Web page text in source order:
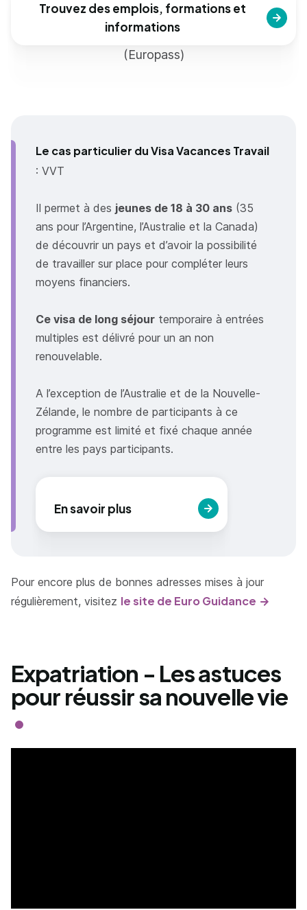
Trouvez des emplois, formations et
informations
(Europass)
Le cas particulier du Visa Vacances Travail
: VVT
Il permet à des jeunes de 18 à 30 ans (35
ans pour l’Argentine, l’Australie et la Canada)
de découvrir un pays et d’avoir la possibilité
de travailler sur place pour compléter leurs
moyens financiers.
Ce visa de long séjour temporaire à entrées
multiples est délivré pour un an non
renouvelable.
A l’exception de l’Australie et de la Nouvelle-
Zélande, le nombre de participants à ce
programme est limité et fixé chaque année
entre les pays participants.
En savoir plus
Pour encore plus de bonnes adresses mises à jour
régulièrement, visitez le site de Euro Guidance
Expatriation - Les astuces
pour réussir sa nouvelle vie